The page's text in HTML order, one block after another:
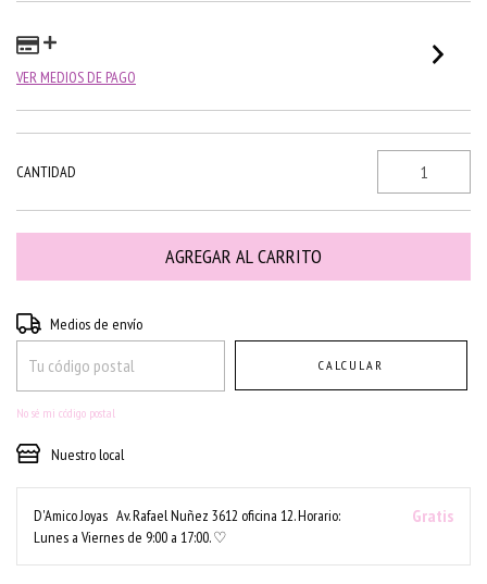
VER MEDIOS DE PAGO
CANTIDAD
Entregas para el CP:
Medios de envío
CALCULAR
No sé mi código postal
Nuestro local
D'Amico Joyas Av. Rafael Nuñez 3612 oficina 12. Horario:
Lunes a Viernes de 9:00 a 17:00. ♡
Gratis